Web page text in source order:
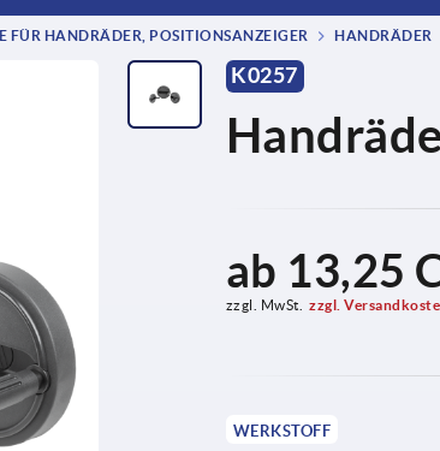
FÜR HANDRÄDER, POSITIONSANZEIGER HANDRÄDER
K0257
ab 13,25
zzgl. MwSt. zzgl.
WERKSTOFF